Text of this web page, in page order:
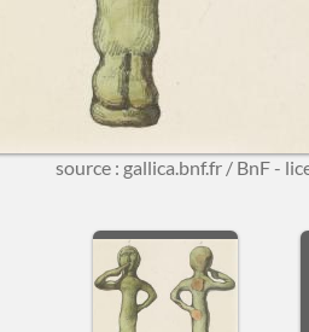
source : gallica.bnf.fr / BnF -